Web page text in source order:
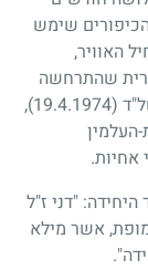
שימש
האוויר,
שהתרחשה
(19.4.1974)
,
העלמין
אחיות.
"דני ז"ל
אשר מילא